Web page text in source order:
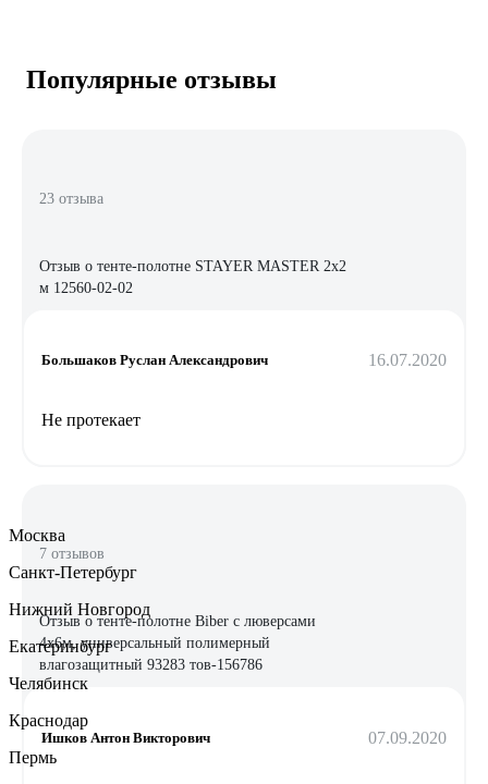
Популярные отзывы
23 отзыва
Отзыв о тенте-полотне STAYER MASTER 2х2
м 12560-02-02
Большаков Руслан Александрович 16.07.2020
Не протекает
7 отзывов
Отзыв о тенте-полотне Biber c люверсами
4х6м, универсальный полимерный
влагозащитный 93283 тов-156786
Ишков Антон Викторович 07.09.2020
Москва
Санкт-Петербург
Нижний Новгород
Екатеринбург
Челябинск
Краснодар
Пермь